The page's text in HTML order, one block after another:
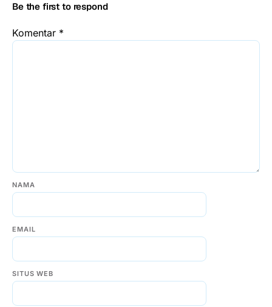
Be the first to respond
Komentar *
NAMA
EMAIL
SITUS WEB